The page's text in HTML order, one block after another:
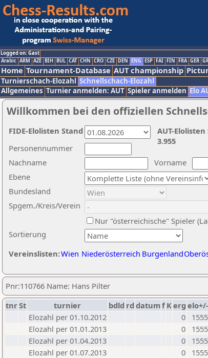
Logged on: Gast
Arabic ARM AZE BIH BUL CAT CHN CRO CZE DEN ENG ESP FAI FIN FRA GER
Home Tournament-Database AUT championship
Turnierschach-Elozahl Schnellschach-Elozahl
Allgemeines Turnier anmelden: AUT Spieler anmelden Elo
Willkommen bei den offiziellen
Nachname
Vorname
Ebene
Sortierung
Personennummer
Bundesland
Spgem./Kreis/Verein
Nur "österreichische" Spieler
Vereinslisten:Wien Niederösterreich Burgenland
AUT-
3.955
FIDE-Elolisten Stand
Pnr:110766 Name: Hans Pilter
tnrSt turnier bdld rd datumf Kerg elo+/-
Elozahl per 01.10.2012
0
1555
Elozahl per 01.01.2013
0
1555
Elozahl per 01.04.2013
0
1555
Elozahl per 01.07.2013
0
1555